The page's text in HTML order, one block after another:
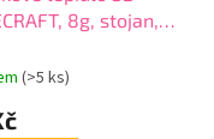
8g, stojan,
(>5 ks)